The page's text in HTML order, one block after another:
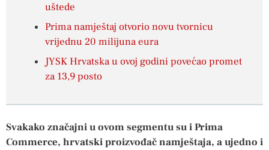
uštede
Prima namještaj otvorio novu tvornicu
vrijednu 20 milijuna eura
JYSK Hrvatska u ovoj godini povećao promet
za 13,9 posto
Svakako značajni u ovom segmentu su i Prima
Commerce, hrvatski proizvođač namještaja, a ujedno i